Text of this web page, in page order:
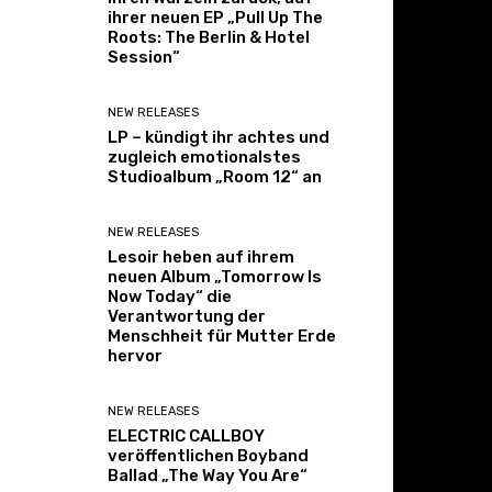
ihrer neuen EP „Pull Up The
Roots: The Berlin & Hotel
Session“
NEW RELEASES
LP – kündigt ihr achtes und
zugleich emotionalstes
Studioalbum „Room 12“ an
NEW RELEASES
Lesoir heben auf ihrem
neuen Album „Tomorrow Is
Now Today“ die
Verantwortung der
Menschheit für Mutter Erde
hervor
NEW RELEASES
ELECTRIC CALLBOY
veröffentlichen Boyband
Ballad „The Way You Are“